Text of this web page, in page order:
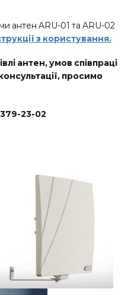
антен ARU-01 та ARU-02
з користування.
антен, умов співпраці
просимо
23-02